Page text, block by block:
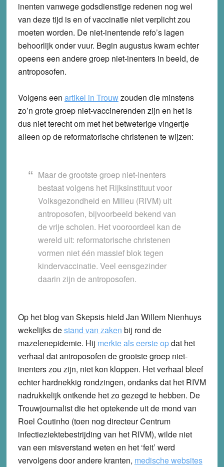
inenten vanwege godsdienstige redenen nog wel
van deze tijd is en of vaccinatie niet verplicht zou
moeten worden. De niet-inentende refo’s lagen
behoorlijk onder vuur. Begin augustus kwam echter
opeens een andere groep niet-inenters in beeld, de
antroposofen.
Volgens een artikel in Trouwzouden die minstens
zo’n grote groep niet-vaccinerenden zijn en het is
dus niet terecht om met het betweterige vingertje
alleen op de reformatorische christenen te wijzen:
Maar de grootste groep niet-inenters
bestaat volgens het Rijksinstituut voor
Volksgezondheid en Milieu (RIVM) uit
antroposofen, bijvoorbeeld bekend van
de vrije scholen. Het vooroordeel kan de
wereld uit: reformatorische christenen
vormen niet één massief blok tegen
kindervaccinatie. Veel eensgezinder
daarin zijn de antroposofen.
Op het blog van Skepsis hield Jan Willem Nienhuys
wekelijks destand van zaken bij rond de
mazelenepidemie. Hij merkte als eerste opdat het
verhaal dat antroposofen de grootste groep niet-
inenters zou zijn, niet kon kloppen. Het verhaal bleef
echter hardnekkig rondzingen, ondanks dat het RIVM
nadrukkelijk ontkende het zo gezegd te hebben. De
Trouwjournalist die het optekende uit de mond van
Roel Coutinho (toen nog directeur Centrum
infectieziektebestrijding van het RIVM), wilde niet
van een misverstand weten en het ‘feit’ werd
vervolgens door andere kranten, medische websites